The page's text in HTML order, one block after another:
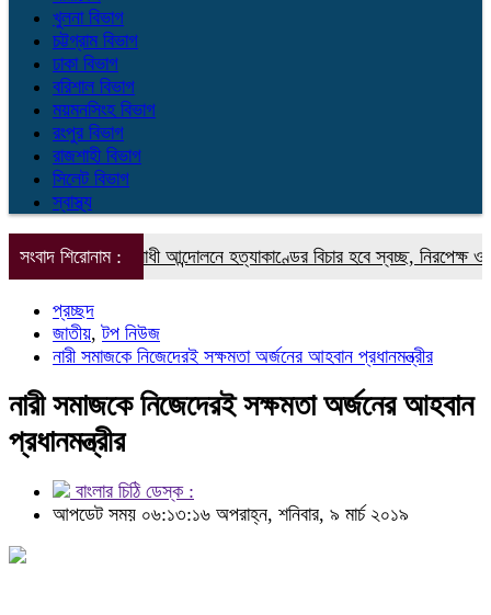
খুলনা বিভাগ
চট্টগ্রাম বিভাগ
ঢাকা বিভাগ
বরিশাল বিভাগ
ময়মনসিংহ বিভাগ
রংপুর বিভাগ
রাজশাহী বিভাগ
সিলেট বিভাগ
স্বাস্থ্য
সংবাদ শিরোনাম :আন্দোলনে হত্যাকাণ্ডের বিচার হবে স্বচ্ছ, নিরপেক্ষ ও
প্রচ্ছদ
জাতীয়,টপ নিউজ
নারী সমাজকে নিজেদেরই সক্ষমতা অর্জনের আহবান প্রধানমন্ত্রীর
নারী সমাজকে নিজেদেরই সক্ষমতা অর্জনের আহবান
প্রধানমন্ত্রীর
বাংলার চিঠি ডেস্ক :
আপডেট সময় ০৬:১৩:১৬ অপরাহ্ন, শনিবার, ৯ মার্চ ২০১৯